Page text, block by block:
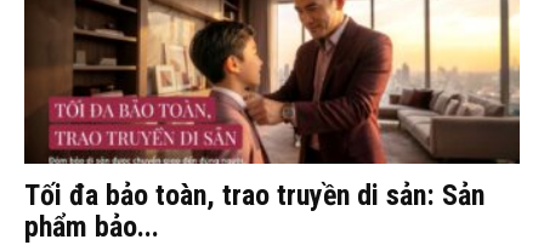
Tối đa bảo toàn, trao truyền di sản: Sản
phẩm bảo...